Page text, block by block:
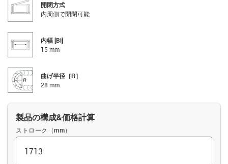
開閉方式
内周側で開閉可能
内幅 [Bi]
15 mm
曲げ半径［R］
28 mm
製品の構成&価格計算
ストローク（mm）